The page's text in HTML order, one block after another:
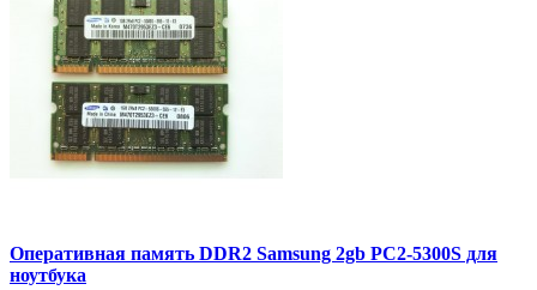
Оперативная память DDR2 Samsung 2gb PC2-5300S для
ноутбука